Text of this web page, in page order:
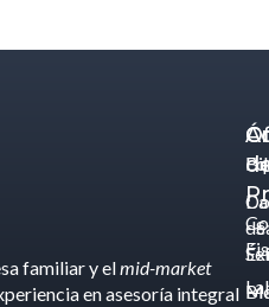
familiar y elmid-market
en asesoría integral
de
-